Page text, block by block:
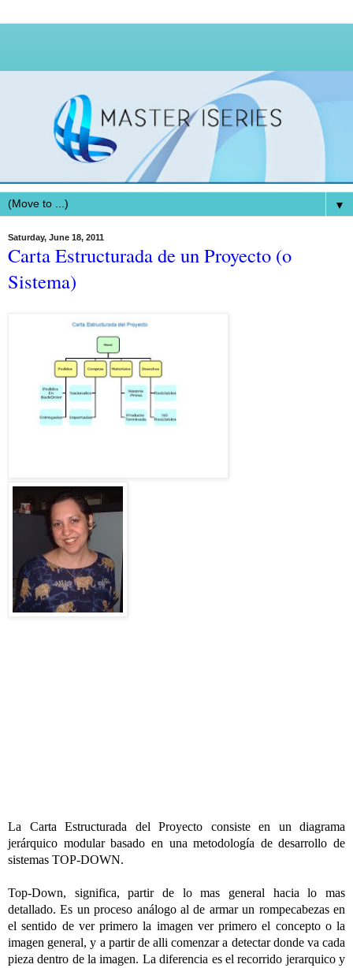
▼
Saturday, June 18, 2011
Carta Estructurada de un Proyecto (o
Sistema)
La Carta Estructurada del Proyecto consiste en un diagrama
jerárquico modular basado en una metodología de desarrollo de
sistemas TOP-DOWN.
Top-Down, significa, partir de lo mas general hacia lo mas
detallado. Es un proceso análogo al de armar un rompecabezas en
el sentido de ver primero la imagen ver primero el concepto o la
imagen general, y a partir de alli comenzar a detectar donde va cada
pieza dentro de la imagen. La diferencia es el recorrido jerarquico y